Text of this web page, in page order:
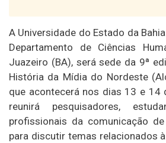
A Universidade do Estado da
Departamento de Ciências
Juazeiro (BA), será sede da 9ª
História da Mídia do Nordeste
que acontecerá nos dias 13 e 14
reunirá pesquisadores,
profissionais da comunicação
para discutir temas relacionados